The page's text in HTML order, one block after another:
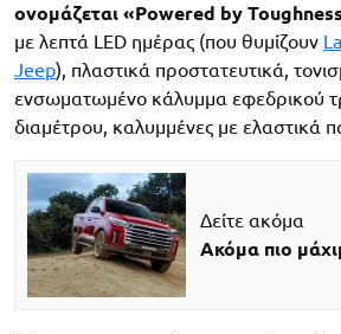
ονομάζεται «Powered by
με λεπτά LED ημέρας (που θυμίζουν
Jeep), πλαστικά προστατευτικά,
ενσωματωμένο κάλυμμα εφεδρικού
διαμέτρου, καλυμμένες με ελαστικά
Δείτε ακόμα
Ακόμα πιο